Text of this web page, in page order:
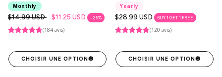
Monthly
Prix
habituel
$14.99 USD $11.25 USD - 25%
(184 avis)
CHOISIR UNE OPTION🎃
Yearly
Prix
habituel
$28.99 USD BUY 1 GET 1 FREE
(120 avis)
CHOISIR UNE OPTION🎃